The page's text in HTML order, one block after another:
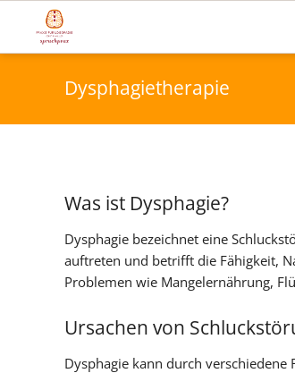
Dysphagietherapie
Was ist Dysphagie?
Dysphagie bezeichnet eine
auftreten und betrifft die Fähigkeit,
Problemen wie Mangelernährung,
Ursachen von
Dysphagie kann durch